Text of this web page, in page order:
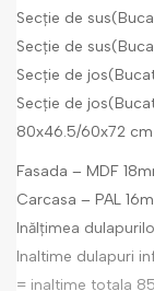
Secție de
Secție de
Secție de
Secție de
80х46.5/60х72 cm
Fasada – MDF
Carcasa – PAL
Inălțimea
Inaltime dulapuri
= inaltime totala